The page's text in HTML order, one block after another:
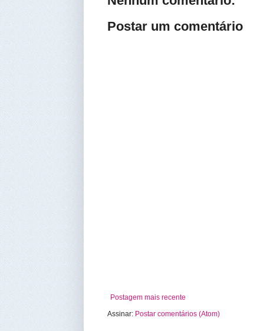
Postar um comentário
Postagem mais recente
Assinar: Postar comentários (Atom)